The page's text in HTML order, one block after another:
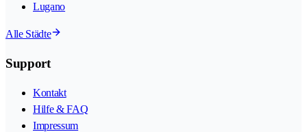
Lugano
Alle Städte
Support
Kontakt
Hilfe & FAQ
Impressum